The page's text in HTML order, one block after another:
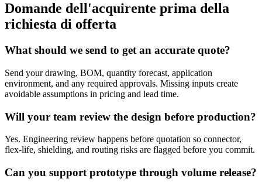
Domande dell'acquirente prima della
richiesta di offerta
What should we send to get an accurate quote?
Send your drawing, BOM, quantity forecast, application
environment, and any required approvals. Missing inputs create
avoidable assumptions in pricing and lead time.
Will your team review the design before production?
Yes. Engineering review happens before quotation so connector,
flex-life, shielding, and routing risks are flagged before you commit.
Can you support prototype through volume release?